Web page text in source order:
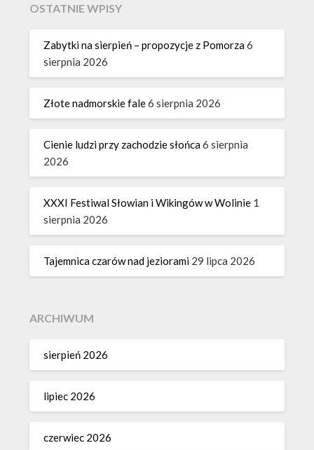
OSTATNIE WPISY
Zabytki na sierpień – propozycje z Pomorza6
sierpnia 2026
Złote nadmorskie fale6 sierpnia 2026
Cienie ludzi przy zachodzie słońca6 sierpnia
2026
XXXI Festiwal Słowian i Wikingów w Wolinie 1
sierpnia 2026
Tajemnica czarów nad jeziorami 29 lipca 2026
ARCHIWUM
sierpień 2026
lipiec 2026
czerwiec 2026